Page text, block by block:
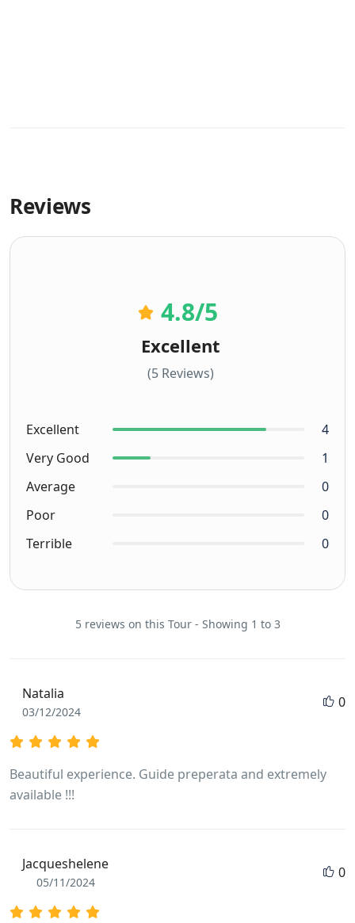
Reviews
4.8/5
Excellent
(5 Reviews)
Excellent
4
Very Good
1
Average
0
Poor
0
Terrible
0
5 reviews on this Tour - Showing 1 to 3
Natalia
03/12/2024
0
Beautiful experience. Guide preperata and extremely
available !!!
Jacqueshelene
05/11/2024
0